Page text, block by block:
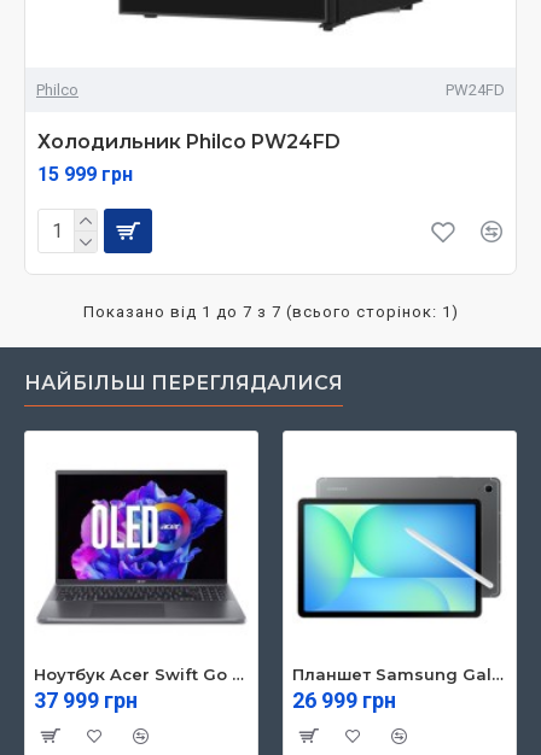
Philco PW24FD
Холодильник Philco PW24FD
15 999 грн
Показано від 1 до 7 з 7 (всього сторінок: 1)
НАЙБІЛЬШ ПЕРЕГЛЯДАЛИСЯ
Ноутбук Acer Swift Go 16 SFG16-71 (NX.KVZEU.003)
37 999 грн
Планшет Samsung Galaxy Tab S10 FE 5G 8/128GB Gray (SM-X526BZAREUC)
26 999 грн